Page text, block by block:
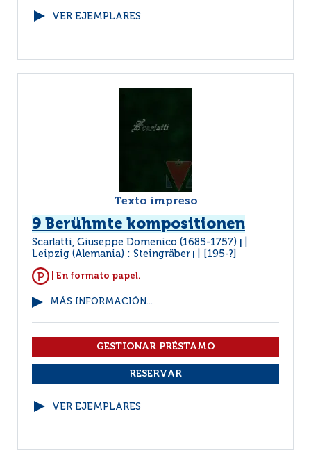
VER EJEMPLARES
Texto impreso
9 Berühmte kompositionen
Scarlatti, Giuseppe Domenico (1685-1757)
Leipzig (Alemania) : Steingräber [195-?]
| En formato papel.
MÁS INFORMACIÓN...
VER EJEMPLARES